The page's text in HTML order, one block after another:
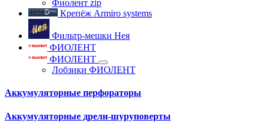
Фиолент zip
Крепёж Armiro systems
Фильтр-мешки Нея
ФИОЛЕНТ
ФИОЛЕНТ
Лобзики ФИОЛЕНТ
Аккумуляторные перфораторы
Аккумуляторные дрели-шуруповерты